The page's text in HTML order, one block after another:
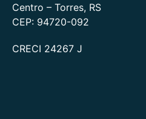
Centro – Torres, RS
CEP: 94720-092
CRECI 24267 J